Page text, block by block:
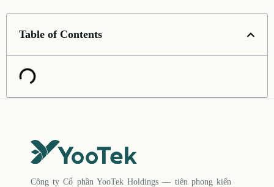
Table of Contents
Công ty Cổ phần YooTek Holdings — tiên phong kiến